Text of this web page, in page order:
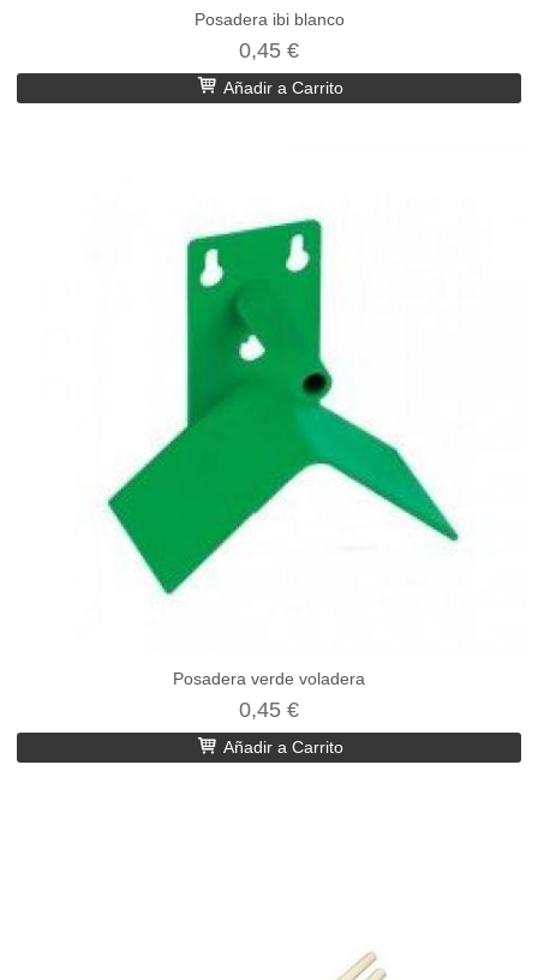
Posadera ibi blanco
0,45 €
Añadir a Carrito
Posadera verde voladera
0,45 €
Añadir a Carrito